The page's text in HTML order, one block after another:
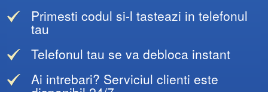
Primesti codul si-l tasteazi in telefonul
tau
Telefonul tau se va debloca instant
Ai intrebari? Serviciul clienti este